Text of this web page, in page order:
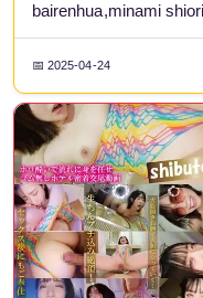
bairenhua,minami
📅 2025-04-24